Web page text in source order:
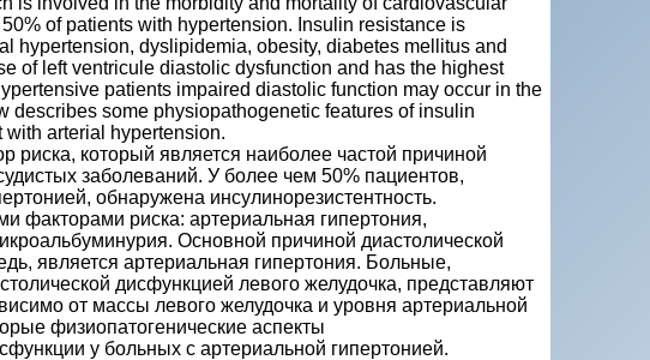
of patients with hypertension. Insulin resistance is
hypertension, dyslipidemia, obesity, diabetes mellitus and
of left ventricule diastolic dysfunction and has the highest
patients impaired diastolic function may occur in the
describes some physiopathogenetic features of insulin
arterial hypertension.
который является наиболее частой причиной
заболеваний. У более чем 50% пациентов,
обнаружена инсулинорезистентность.
факторами риска: артериальная гипертония,
Основной причиной диастолической
является артериальная гипертония. Больные,
дисфункцией левого желудочка, представляют
от массы левого желудочка и уровня артериальной
физиопатогенические аспекты
у больных с артериальной гипертонией.